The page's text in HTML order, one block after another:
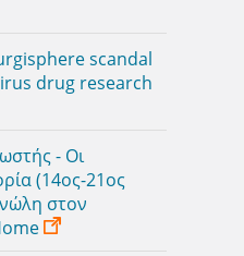
scandal
drug research
- Οι
(14ος-21ος
στον